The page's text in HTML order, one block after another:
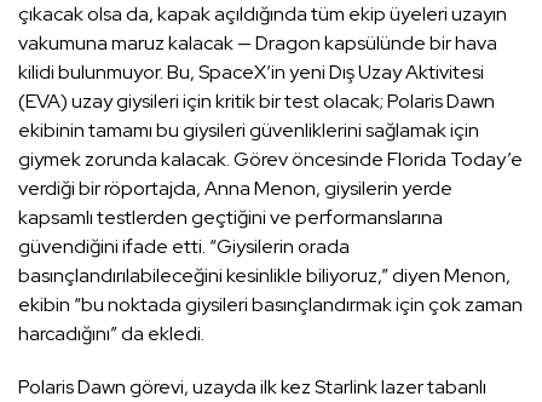
çıkacak olsa da, kapak açıldığında tüm ekip üyeleri uzayın
vakumuna maruz kalacak — Dragon kapsülünde bir hava
kilidi bulunmuyor. Bu, SpaceX’in yeni Dış Uzay Aktivitesi
(EVA) uzay giysileri için kritik bir test olacak; Polaris Dawn
ekibinin tamamı bu giysileri güvenliklerini sağlamak için
giymek zorunda kalacak. Görev öncesinde Florida Today’e
verdiği bir röportajda, Anna Menon, giysilerin yerde
kapsamlı testlerden geçtiğini ve performanslarına
güvendiğini ifade etti. “Giysilerin orada
basınçlandırılabileceğini kesinlikle biliyoruz,” diyen Menon,
ekibin “bu noktada giysileri basınçlandırmak için çok zaman
harcadığını” da ekledi.
Polaris Dawn görevi, uzayda ilk kez Starlink lazer tabanlı